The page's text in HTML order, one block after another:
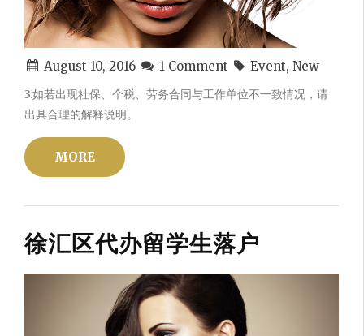
August 10, 2016 1 Comment Event, New
3.如若出现社保、个税、劳务合同与工作单位不一致情况，请
出具合理的解释说明。
MORE
徐汇区代办留学生落户